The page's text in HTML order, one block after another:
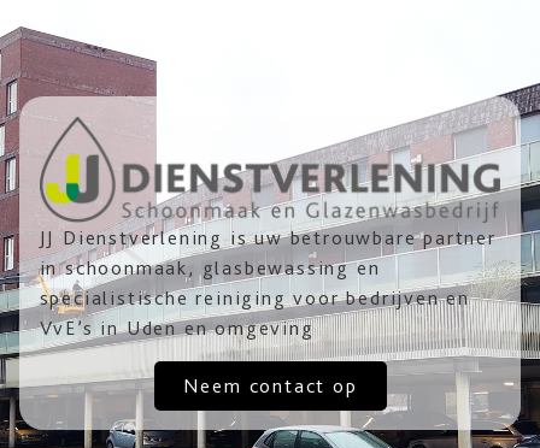
JJ Dienstverlening is uw betrouwbare partner
in schoonmaak, glasbewassing en
specialistische reiniging voor bedrijven en
VvE’s in Uden en omgeving
Neem contact op